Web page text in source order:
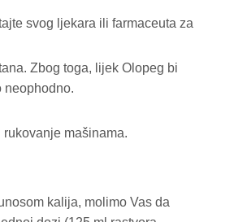
svog ljekara ili farmaceuta za
Zbog toga, lijek Olopeg bi
neophodno.
mašinama.
kalija, molimo Vas da